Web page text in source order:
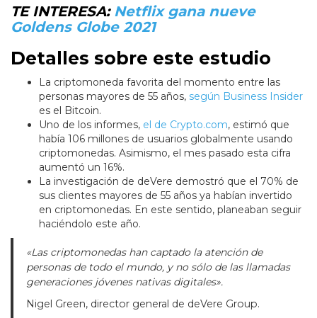
TE INTERESA: Netflix gana nueve
Goldens Globe 2021
Detalles sobre este estudio
La criptomoneda favorita del momento entre las
personas mayores de 55 años, según Business Insider
es el Bitcoin.
Uno de los informes, el de Crypto.com, estimó que
había 106 millones de usuarios globalmente usando
criptomonedas. Asimismo, el mes pasado esta cifra
aumentó un 16%.
La investigación de deVere demostró que el 70% de
sus clientes mayores de 55 años ya habían invertido
en criptomonedas. En este sentido, planeaban seguir
haciéndolo este año.
«Las criptomonedas han captado la atención de
personas de todo el mundo, y no sólo de las llamadas
generaciones jóvenes nativas digitales».
Nigel Green, director general de deVere Group.